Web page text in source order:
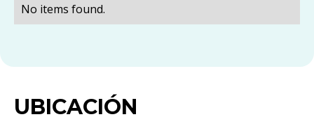
No items found.
UBICACIÓN